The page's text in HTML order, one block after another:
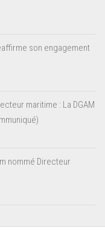
son engagement
maritime : La DGAM
nommé Directeur